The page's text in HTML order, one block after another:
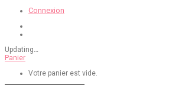
Connexion
Updating…
Panier
Votre panier est vide.